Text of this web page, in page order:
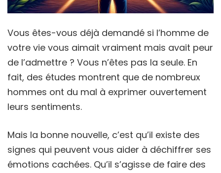
Vous êtes-vous déjà demandé si l’homme de
votre vie vous aimait vraiment mais avait peur
de l’admettre ? Vous n’êtes pas la seule. En
fait, des études montrent que de nombreux
hommes ont du mal à exprimer ouvertement
leurs sentiments.
Mais la bonne nouvelle, c’est qu’il existe des
signes qui peuvent vous aider à déchiffrer ses
émotions cachées. Qu’il s’agisse de faire des